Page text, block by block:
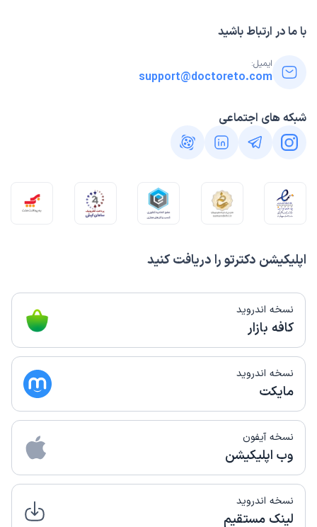
اپلیکیشن دکترتو را دریافت کنید
نسخه اندروید
کافه بازار
نسخه اندروید
مایکت
نسخه آیفون
وب اپلیکیشن
نسخه اندروید
لینک مستقیم
با ما در ارتباط باشید
ایمیل:
support@doctoreto.com
شبکه های اجتماعی